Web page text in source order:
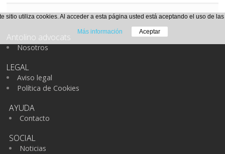
Antolino advocats
Nosotros
LEGAL
Aviso legal
Política de Cookies
AYUDA
Contacto
SOCIAL
Noticias
sitio utiliza cookies. Al acceder a esta página usted está aceptando el uso de las
Más información Aceptar